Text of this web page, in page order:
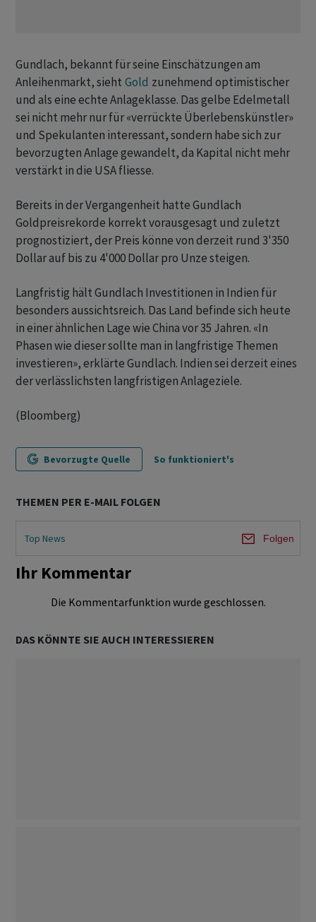
Gundlach, bekannt für seine Einschätzungen am
Anleihenmarkt, sieht Gold zunehmend optimistischer
und als eine echte Anlageklasse. Das gelbe Edelmetall
sei nicht mehr nur für «verrückte Überlebenskünstler»
und Spekulanten interessant, sondern habe sich zur
bevorzugten Anlage gewandelt, da Kapital nicht mehr
verstärkt in die USA fliesse.
Bereits in der Vergangenheit hatte Gundlach
Goldpreisrekorde korrekt vorausgesagt und zuletzt
prognostiziert, der Preis könne von derzeit rund 3'350
Dollar auf bis zu 4'000 Dollar pro Unze steigen.
Langfristig hält Gundlach Investitionen in Indien für
besonders aussichtsreich. Das Land befinde sich heute
in einer ähnlichen Lage wie China vor 35 Jahren. «In
Phasen wie dieser sollte man in langfristige Themen
investieren», erklärte Gundlach. Indien sei derzeit eines
der verlässlichsten langfristigen Anlageziele.
(Bloomberg)
Bevorzugte Quelle So funktioniert's
THEMEN PER E-MAIL FOLGEN
Top News Folgen
Ihr Kommentar
Die Kommentarfunktion wurde geschlossen.
DAS KÖNNTE SIE AUCH INTERESSIEREN